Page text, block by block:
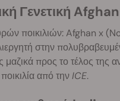
Γενετική
ποικιλιών: Afghan x
στην
προς το τέλος της
από τηνICE.